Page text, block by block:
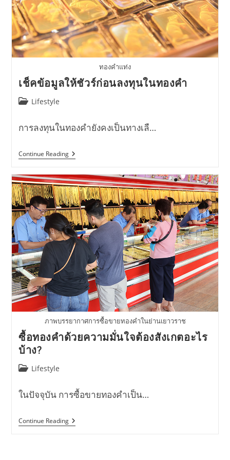
ทองคำแท่ง
เช็คข้อมูลให้ชัวร์ก่อนลงทุนในทองคำ
PostLifestyle
การลงทุนในทองคำยังคงเป็นทางเลื…
Continue Readingเช็ค
ข้อมูล
ชัวร์
ก่อน
ลงทุน
ใน
ทองคำ
ภาพบรรยากาศการซื้อขายทองคำในย่านเยาวราช
ซื้อทองคำด้วยความมั่นใจต้องสังเกตอะไร
บ้าง?
PostLifestyle
ในปัจจุบัน การซื้อขายทองคำเป็น…
Continue Readingซื้อ
ทองคำ